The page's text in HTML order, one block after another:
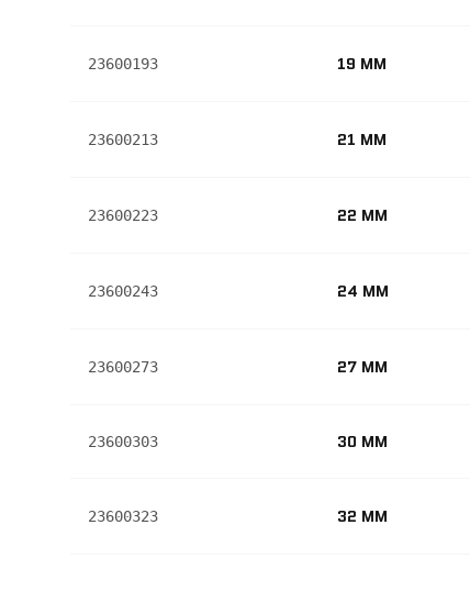
23600193 19 MM
23600213 21 MM
23600223 22 MM
23600243 24 MM
23600273 27 MM
23600303 30 MM
23600323 32 MM